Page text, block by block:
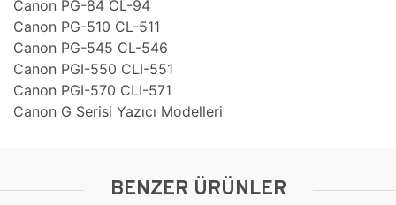
Canon PG-84 CL-94
Canon PG-510 CL-511
Canon PG-545 CL-546
Canon PGI-550 CLI-551
Canon PGI-570 CLI-571
Canon G Serisi Yazıcı Modelleri
BENZER ÜRÜNLER